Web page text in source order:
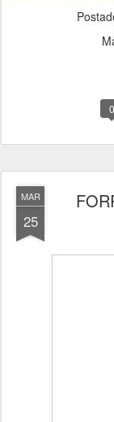
0
MAR
25